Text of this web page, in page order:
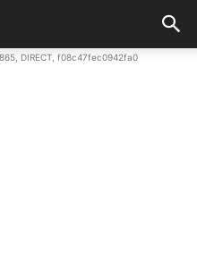
DIRECT, f08c47fec0942fa0